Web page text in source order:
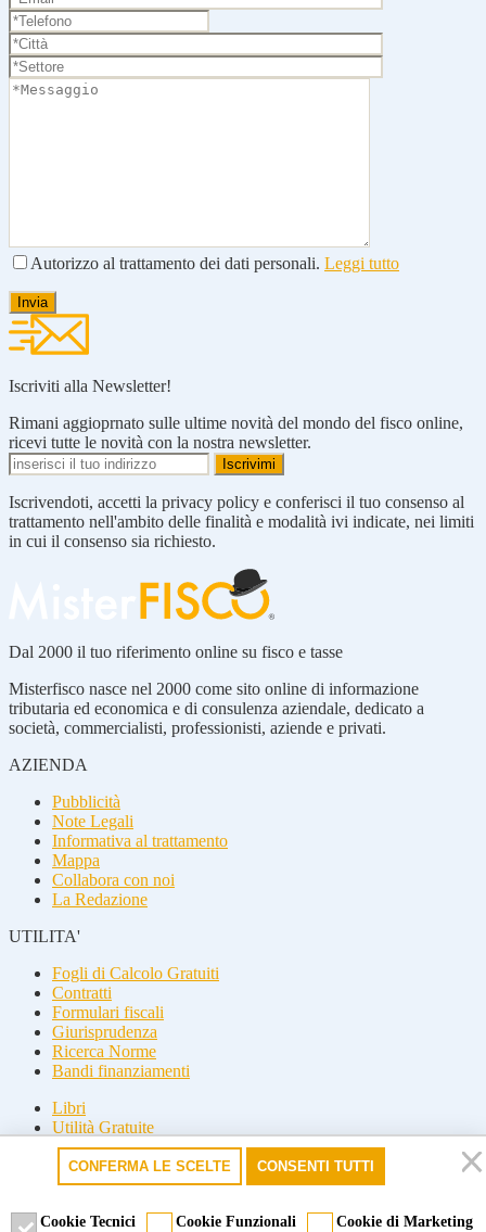
Autorizzo al trattamento dei dati personali. Leggi tutto
Iscriviti alla Newsletter!
Rimani aggioprnato sulle ultime novità del mondo del fisco online,
ricevi tutte le novità con la nostra newsletter.
Iscrivendoti, accetti la privacy policy e conferisci il tuo consenso al
trattamento nell'ambito delle finalità e modalità ivi indicate, nei limiti
in cui il consenso sia richiesto.
Dal 2000 il tuo riferimento online su fisco e tasse
Misterfisco nasce nel 2000 come sito online di informazione
tributaria ed economica e di consulenza aziendale, dedicato a
società, commercialisti, professionisti, aziende e privati.
AZIENDA
Pubblicità
Note Legali
Informativa al trattamento
Mappa
Collabora con noi
La Redazione
UTILITA'
Fogli di Calcolo Gratuiti
Contratti
Formulari fiscali
Giurisprudenza
Ricerca Norme
Bandi finanziamenti
Libri
Utilità Gratuite
Guide fiscali
Seguici
Seguici
CONFERMA LE SCELTE CONSENTI TUTTI
Cookie Tecnici Cookie Funzionali Cookie di Marketing